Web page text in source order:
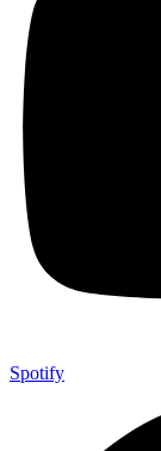
Spotify